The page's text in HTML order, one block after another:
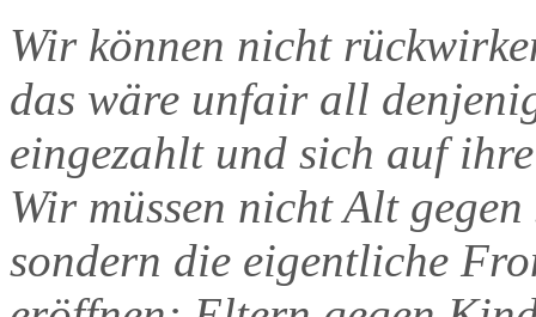
Wir können nicht
das wäre unfair all
eingezahlt und sich auf
Wir müssen nicht Alt
sondern die eigentliche